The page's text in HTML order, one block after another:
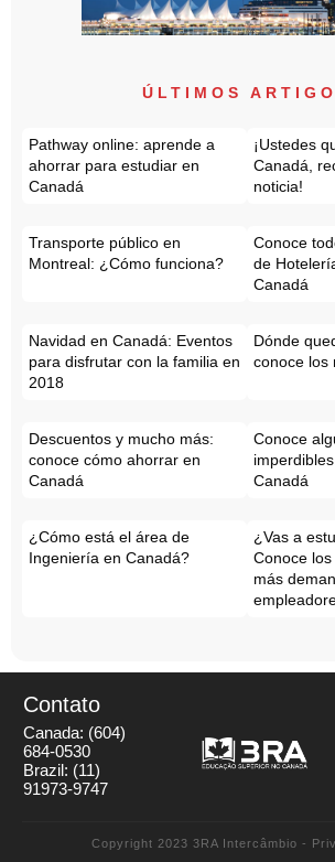
ÚLTIMOS
Pathway online: aprende a
ahorrar para estudiar en
Canadá
¡Ustedes
Canadá,
noticia!
Transporte público en
Montreal: ¿Cómo funciona?
Conoce
de
Canadá
Navidad en Canadá: Eventos
para disfrutar con la familia en
2018
Dónde
conoce los
Descuentos y mucho más:
conoce cómo ahorrar en
Canadá
Conoce
Canadá
¿Cómo está el área de
Ingeniería en Canadá?
¿Vas a
Conoce
más
Contato
Canada: (604)
684-0530
Brazil: (11)
91973-9747
Copyright 2023 3RA Intercâmbio -